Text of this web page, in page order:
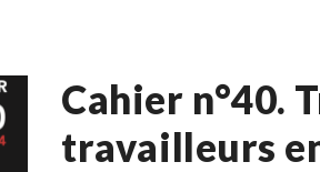
Cahier n°40.
travailleurs